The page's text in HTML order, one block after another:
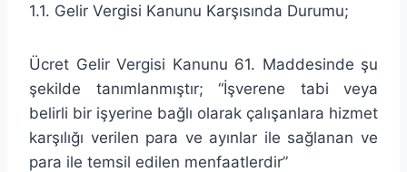
1.1. Gelir Vergisi Kanunu Karşısında Durumu;
Ücret Gelir Vergisi Kanunu 61. Maddesinde şu
şekilde tanımlanmıştır; “İşverene tabi veya
belirli bir işyerine bağlı olarak çalışanlara hizmet
karşılığı verilen para ve ayınlar ile sağlanan ve
para ile temsil edilen menfaatlerdir”